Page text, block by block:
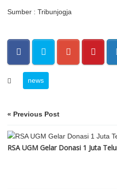
Sumber : Tribunjogja
news
« Previous Post
RSA UGM Gelar Donasi 1 Juta